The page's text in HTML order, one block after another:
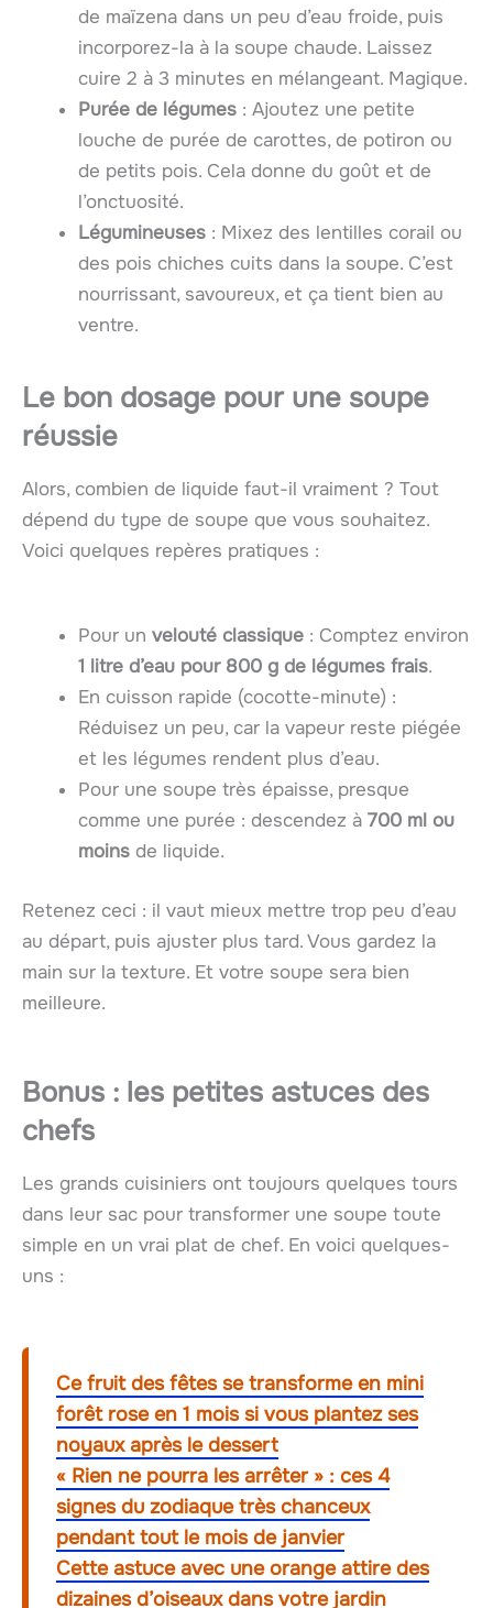
de maïzena dans un peu d’eau froide, puis
incorporez-la à la soupe chaude. Laissez
cuire 2 à 3 minutes en mélangeant. Magique.
Purée de légumes : Ajoutez une petite
louche de purée de carottes, de potiron ou
de petits pois. Cela donne du goût et de
l’onctuosité.
Légumineuses : Mixez des lentilles corail ou
des pois chiches cuits dans la soupe. C’est
nourrissant, savoureux, et ça tient bien au
ventre.
Le bon dosage pour une soupe
réussie
Alors, combien de liquide faut-il vraiment ? Tout
dépend du type de soupe que vous souhaitez.
Voici quelques repères pratiques :
Pour un velouté classique : Comptez environ
1 litre d’eau pour 800 g de légumes frais.
En cuisson rapide (cocotte-minute) :
Réduisez un peu, car la vapeur reste piégée
et les légumes rendent plus d’eau.
Pour une soupe très épaisse, presque
comme une purée : descendez à 700 ml ou
moins de liquide.
Retenez ceci : il vaut mieux mettre trop peu d’eau
au départ, puis ajuster plus tard. Vous gardez la
main sur la texture. Et votre soupe sera bien
meilleure.
Bonus : les petites astuces des
chefs
Les grands cuisiniers ont toujours quelques tours
dans leur sac pour transformer une soupe toute
simple en un vrai plat de chef. En voici quelques-
uns :
Ce fruit des fêtes se transforme en mini
forêt rose en 1 mois si vous plantez ses
noyaux après le dessert
« Rien ne pourra les arrêter » : ces 4
signes du zodiaque très chanceux
pendant tout le mois de janvier
Cette astuce avec une orange attire des
dizaines d’oiseaux dans votre jardin